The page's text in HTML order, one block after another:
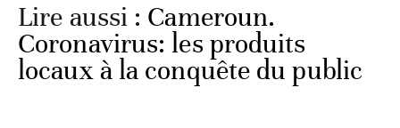
Lire aussi : Cameroun.
Coronavirus: les produits
locaux à la conquête du public